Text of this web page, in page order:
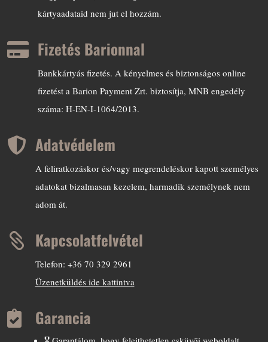
kártyaadataid nem jut el hozzám.
 Fizetés Barionnal
Bankkártyás fizetés. A kényelmes és biztonságos online
fizetést a Barion Payment Zrt. biztosítja, MNB engedély
száma: H-EN-I-1064/2013.
 Adatvédelem
A feliratkozáskor és/vagy megrendeléskor kapott személyes
adatokat bizalmasan kezelem, harmadik személynek nem
adom át.
 Kapcsolatfelvétel
Telefon: +36 70 329 2961
Üzenetküldés ide kattintva
 Garancia